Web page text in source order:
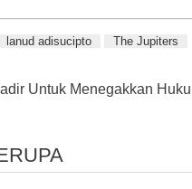
lanud adisucipto The Jupiters
Untuk Menegakkan